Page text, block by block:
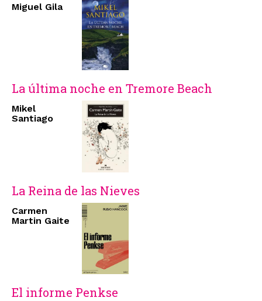
Miguel Gila
La última noche en Tremore Beach
Mikel
Santiago
La Reina de las Nieves
Carmen
Martin Gaite
El informe Penkse